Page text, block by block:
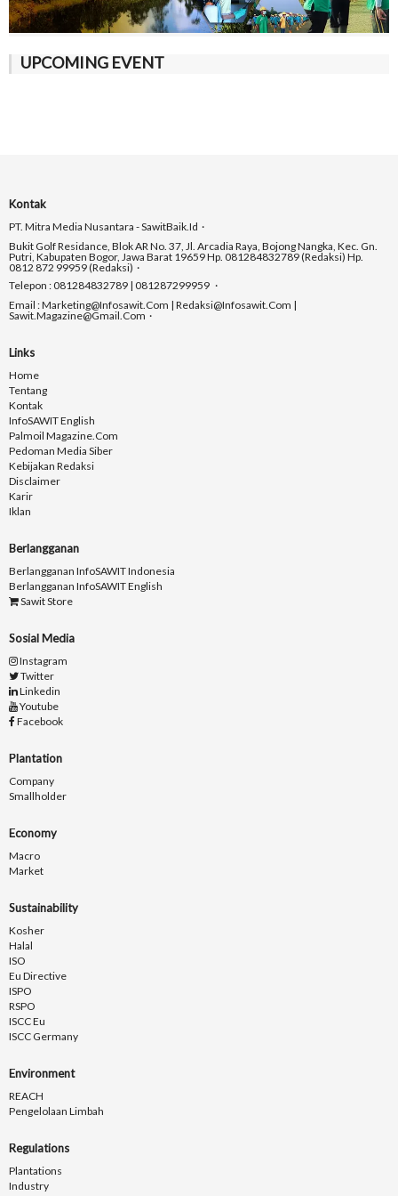
UPCOMING EVENT
Kontak
PT. Mitra Media Nusantara - SawitBaik.id
Bukit Golf Residance, Blok AR No. 37, Jl. Arcadia Raya, Bojong Nangka, Kec. Gn.
Putri, Kabupaten Bogor, Jawa Barat 19659 Hp. 081284832789 (Redaksi) Hp.
0812 872 99959 (Redaksi)
Telepon : 081284832789 | 081287299959
Email : Marketing@infosawit.com | Redaksi@infosawit.com |
Sawit.magazine@gmail.com
Links
Home
Tentang
Kontak
InfoSAWIT English
Palmoil Magazine.com
Pedoman Media Siber
Kebijakan Redaksi
Disclaimer
Karir
Iklan
Berlangganan
Berlangganan InfoSAWIT Indonesia
Berlangganan InfoSAWIT English
Sawit Store
Sosial Media
Instagram
Twitter
Linkedin
Youtube
Facebook
Plantation
Company
Smallholder
Economy
Macro
Market
Sustainability
Kosher
Halal
ISO
Eu Directive
ISPO
RSPO
ISCC Eu
ISCC Germany
Environment
REACH
Pengelolaan Limbah
Regulations
Plantations
Industry